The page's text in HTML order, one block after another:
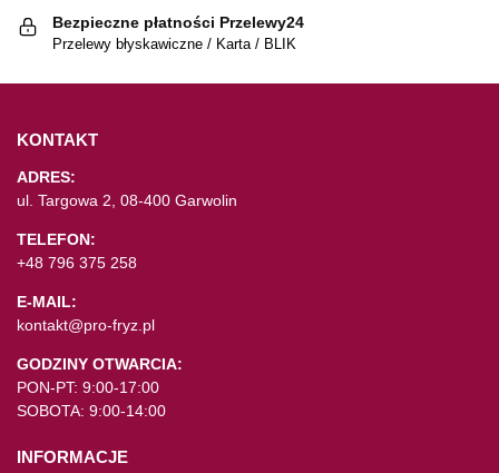
Bezpieczne płatności Przelewy24
Przelewy błyskawiczne / Karta / BLIK
KONTAKT
ADRES:
ul. Targowa 2, 08-400 Garwolin
TELEFON:
+48 796 375 258
E-MAIL:
kontakt@pro-fryz.pl
GODZINY OTWARCIA:
PON-PT: 9:00-17:00
SOBOTA: 9:00-14:00
INFORMACJE